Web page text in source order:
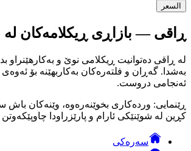
السعر
ڕاقی — بازاڕی ڕیکلامەکان لە
لە ڕاقی دەتوانیت ڕیکلامی نوێ و بەکارهێنراو
بەشدا. گەڕان و فلتەرەکان بەکاربهێنە بۆ ئەوەی
ئەنجامی دروست.
ڕێنمایی: وردەکاری بخوێنەرەوە، وێنەکان باش
کڕین لە شوێنێکی ئارام و پارێزراودا
سەرەکی